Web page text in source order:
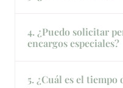
4. ¿Puedo solicitar
encargos especiales?
5. ¿Cuál es el tiempo